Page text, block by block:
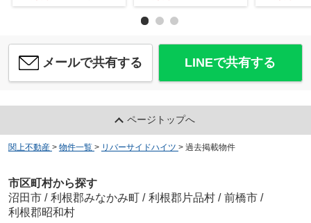
メールで共有する LINEで共有する
ページトップへ
関上不動産 > 物件一覧 > リバーサイドハイツ > 過去掲載物件
市区町村から探す
沼田市 / 利根郡みなかみ町 / 利根郡片品村 / 前橋市 /
利根郡昭和村